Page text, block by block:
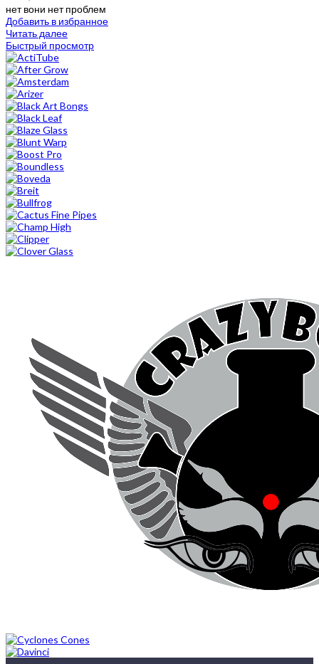
нет вони нет проблем
Добавить в избранное
Читать далее
Быстрый просмотр